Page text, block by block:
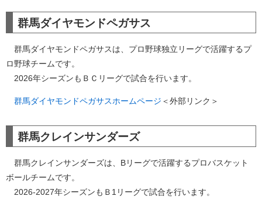
群馬ダイヤモンドペガサス
群馬ダイヤモンドペガサスは、プロ野球独立リーグで活躍するプ
ロ野球チームです。
2026年シーズンもＢＣリーグで試合を行います。
群馬ダイヤモンドペガサスホームページ ＜外部リンク＞
群馬クレインサンダーズ
群馬クレインサンダーズは、Bリーグで活躍するプロバスケット
ボールチームです。
2026-2027年シーズンもＢ1リーグで試合を行います。